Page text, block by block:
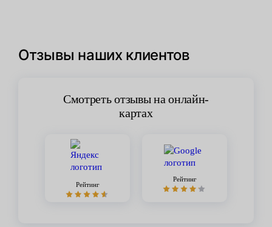
Отзывы наших клиентов
Смотреть отзывы на онлайн-
картах
Рейтинг
Рейтинг